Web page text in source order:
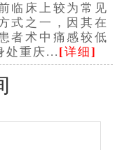
临床上较为常见
式之一，因其在
者术中痛感较低
处重庆... [详细]